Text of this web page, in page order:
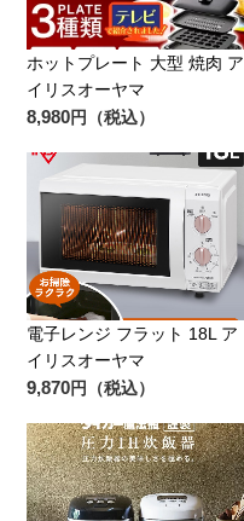
ホットプレート 大型 焼肉 ア
イリスオーヤマ
8,980円（税込）
電子レンジ フラット 18L ア
イリスオーヤマ
9,870円（税込）